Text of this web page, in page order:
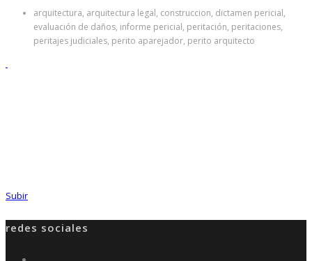
arquitectura, arquitectura legal, construccion, dictamen pericial,
evaluación de daños, informe pericial, peritación, peritaciones,
peritajes judiciales, perito aparejador, perito arquitecto
Subir
redes sociales